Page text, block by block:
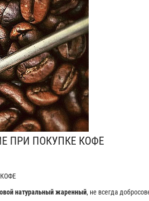
ПРИ ПОКУПКЕ КОФЕ
натуральный жаренный, не всегда